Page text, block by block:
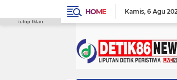
HOME Kamis 6 Agu
tutup Iklan